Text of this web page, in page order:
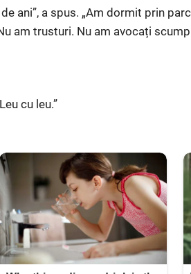
ani”, a spus. „Am dormit prin
am trusturi. Nu am avocați
cu leu.”